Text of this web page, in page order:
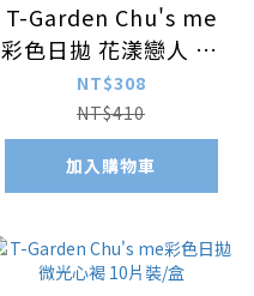
T-Garden Chu's me
彩色日拋 花漾戀人 10
片裝/盒
NT$308
NT$410
加入購物車